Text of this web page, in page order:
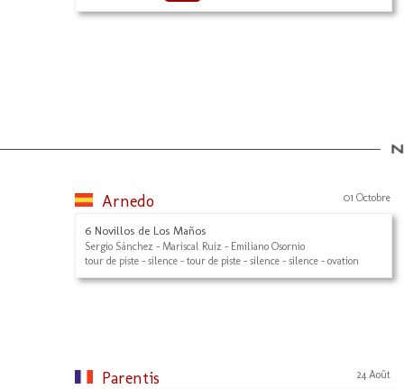
Arnedo 01 Octobre
6 Novillos de Los Maños
Sergio Sánchez - Mariscal Ruiz - Emiliano Osornio
tour de piste - silence - tour de piste - silence - silence - ovation
Parentis 24 Août